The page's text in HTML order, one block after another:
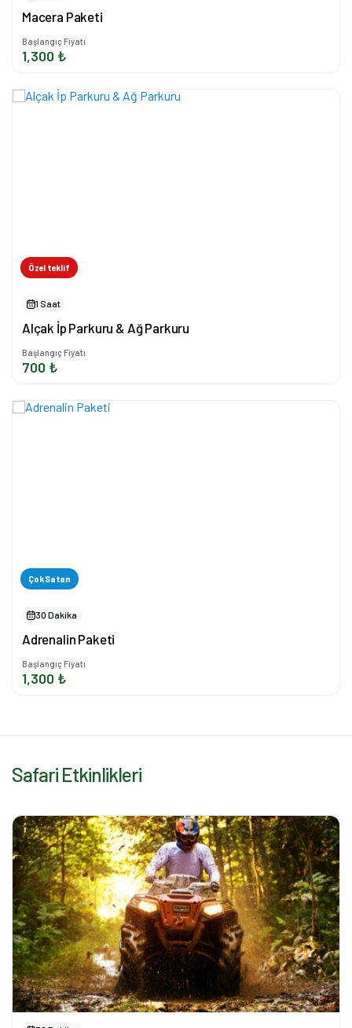
Macera Paketi
Başlangıç Fiyatı
1,300 ₺
Özel teklif
1 Saat
Alçak İp Parkuru & Ağ Parkuru
Başlangıç Fiyatı
700 ₺
Çok Satan
30 Dakika
Adrenalin Paketi
Başlangıç Fiyatı
1,300 ₺
Safari Etkinlikleri